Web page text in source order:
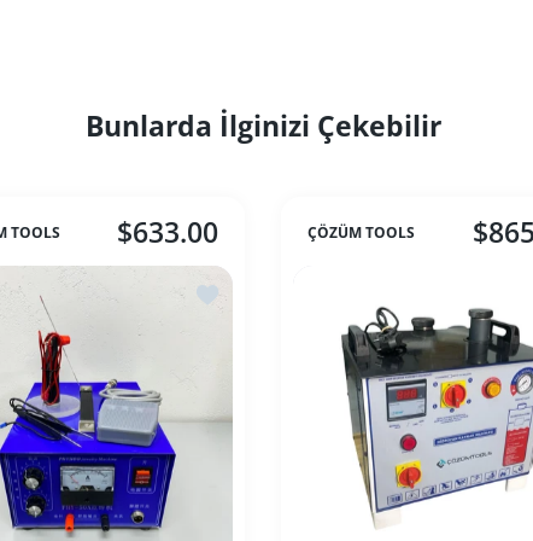
Bunlarda İlginizi Çekebilir
Kaynak Makinesi Otomatik
TOOLS $633.00
İstek listesine ekle Punta Kaynak Makinesi
ÇÖZÜM TOOLS